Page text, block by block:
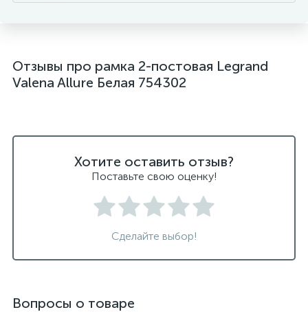
Отзывы про рамка 2-постовая Legrand
Valena Allure Белая 754302
Хотите оставить отзыв?
Поставьте свою оценку!
Сделайте выбор!
Вопросы о товаре